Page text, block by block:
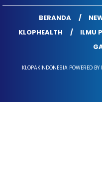
BERANDA
KLOPHEALTH
ILMU
KLOPAKINDONESIA POWERED